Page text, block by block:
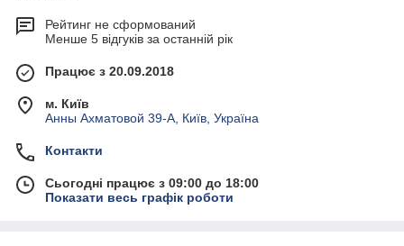
Рейтинг не сформований
Менше 5 відгуків за останній рік
Працює з 20.09.2018
м. Київ
Анны Ахматовой 39-А, Київ, Україна
Контакти
Сьогодні працює з 09:00 до 18:00
Показати весь графік роботи